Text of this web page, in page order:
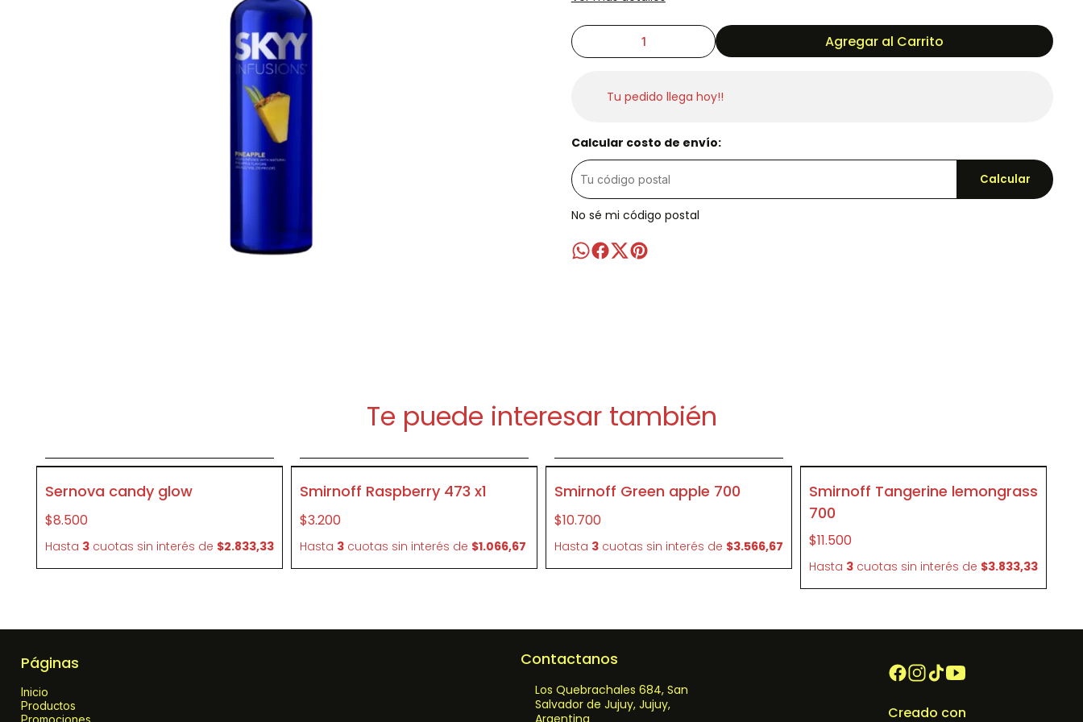
Agregar al Carrito
Tu pedido llega hoy!!
Calcular costo de envío:
Calcular
No sé mi código postal
Te puede interesar también
Sernova candy glow
$8.500
Hasta 3 cuotas sin interés de $2.833,33
P079
Smirnoff Raspberry 473 x1
$3.200
Hasta 3 cuotas sin interés de $1.066,67
P083
Smirnoff Green apple 700
$10.700
Hasta 3 cuotas sin interés de $3.566,67
SIN STOCK
P086
Smirnoff Tangerine lemongrass
700
$11.500
Hasta 3 cuotas sin interés de $3.833,33
Páginas
Inicio
Productos
Promociones
Contactanos
Los Quebrachales 684, San
Salvador de Jujuy, Jujuy,
Argentina
Creado con